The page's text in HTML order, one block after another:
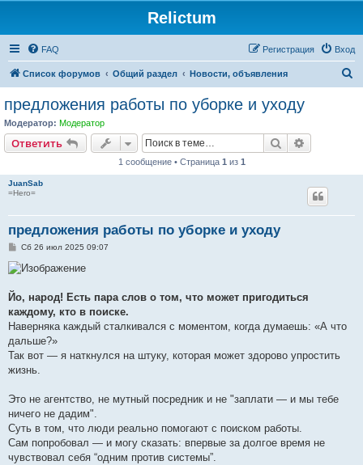
Relictum
FAQ Вход
Регистрация
Список форумов Общий раздел Новости, объявления
предложения работы по уборке и уходу
Модератор: Модератор
Ответить Поиск
1 сообщение • Страница 1 из 1
JuanSab
=Hero=
предложения работы по уборке и уходу
С
о
б
е
и
е
Сб 26 июл 2025 09:07
Йо, народ! Есть пара слов о том, что может пригодиться
каждому, кто в поиске.
Наверняка каждый сталкивался с моментом, когда думаешь: «А что
дальше?»
Так вот — я наткнулся на штуку, которая может здорово упростить
жизнь.
Это не агентство, не мутный посредник и не "заплати — и мы тебе
ничего не дадим".
Суть в том, что люди реально помогают с поиском работы.
Сам попробовал — и могу сказать: впервые за долгое время не
чувствовал себя “одним против системы”.